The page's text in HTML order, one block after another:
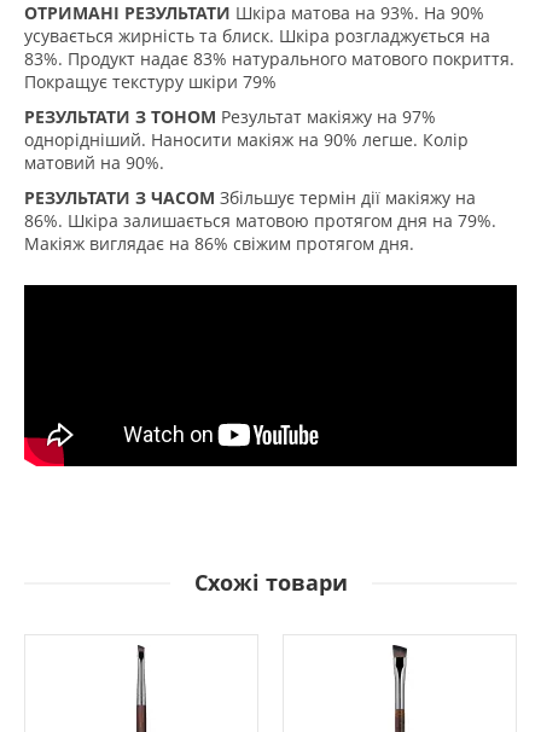
ОТРИМАНІ РЕЗУЛЬТАТИ Шкіра матова на 93%. На 90%
усувається жирність та блиск. Шкіра розгладжується на
83%. Продукт надає 83% натурального матового покриття.
Покращує текстуру шкіри 79%
РЕЗУЛЬТАТИ З ТОНОМ Результат макіяжу на 97%
однорідніший. Наносити макіяж на 90% легше. Колір
матовий на 90%.
РЕЗУЛЬТАТИ З ЧАСОМ Збільшує термін дії макіяжу на
86%. Шкіра залишається матовою протягом дня на 79%.
Макіяж виглядає на 86% свіжим протягом дня.
Схожі товари